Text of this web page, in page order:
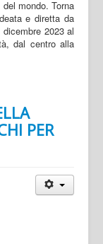
mondo. Torna
e diretta da
2023 al
dal centro alla
PER